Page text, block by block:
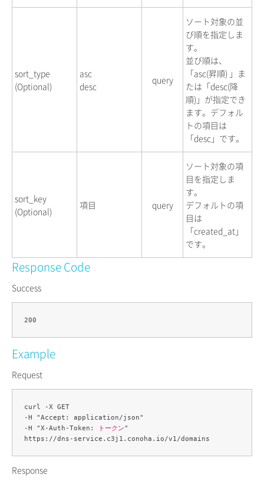
sort_type
(Optional)
asc
desc
query
ソート対象の並
び順を指定しま
す。
並び順は、
「asc(昇順) 」ま
たは「desc(降
順)」が指定でき
ます。デフォル
トの項目は
「desc」です。
sort_key
(Optional)
項目 query
ソート対象の項
目を指定しま
す。
デフォルトの項
目は
「created_at」
です。
Response Code
Success
Example
Request
curl -X GET
-H "Accept: application/json"
-H "X-Auth-Token:
トークン"
Response